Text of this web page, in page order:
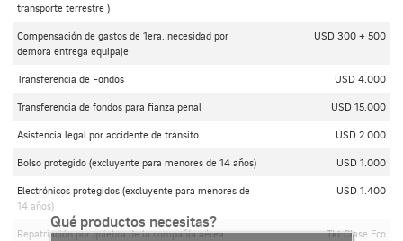
transporte terrestre )
Compensación de gastos de 1era. necesidad por
demora entrega equipaje
USD 300 + 500
Transferencia de Fondos USD 4.000
Transferencia de fondos para fianza penal USD 15.000
Asistencia legal por accidente de tránsito USD 2.000
Bolso protegido (excluyente para menores de 14 años) USD 1.000
Electrónicos protegidos (excluyente para menores de
14 años)
USD 1.400
Repatriación por quiebra de la compañía aérea Tkt Clase Eco
Qué productos necesitas?